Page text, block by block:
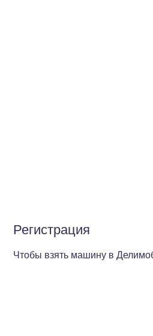
Регистрация
Чтобы взять машину в